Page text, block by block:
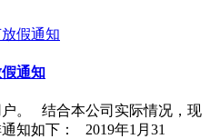
通知
。 结合本公司实际情况，现
知如下： 2019年1月31